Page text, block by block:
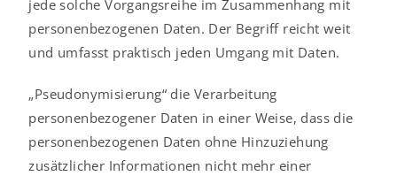
jede solche Vorgangsreihe im Zusammenhang mit
personenbezogenen Daten. Der Begriff reicht weit
und umfasst praktisch jeden Umgang mit Daten.
„Pseudonymisierung“ die Verarbeitung
personenbezogener Daten in einer Weise, dass die
personenbezogenen Daten ohne Hinzuziehung
zusätzlicher Informationen nicht mehr einer